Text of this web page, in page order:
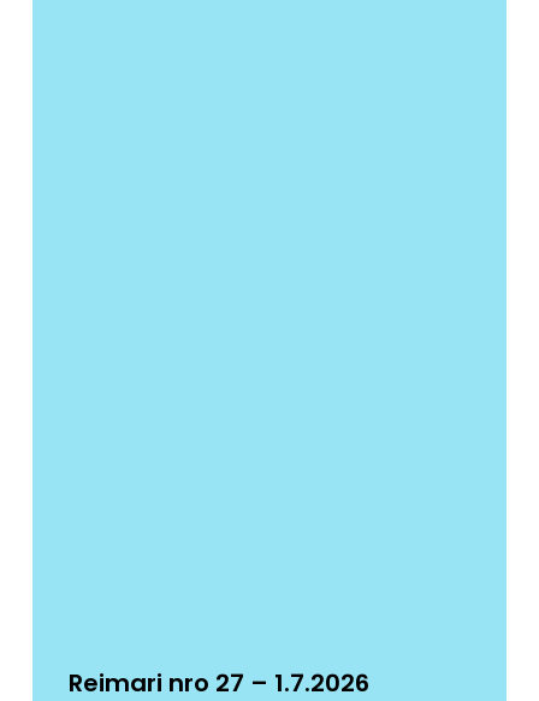
Reimari nro 27 – 1.7.2026